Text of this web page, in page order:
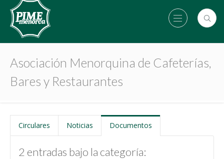
Asociación Menorquina de Cafeterías,
Bares y Restaurantes
Circulares Noticias Documentos
2 entradas bajo la categoría: